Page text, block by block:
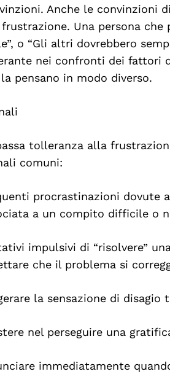
Anche le convinzioni
Una persona che
o “Gli altri dovrebbero
nei confronti dei fattori
pensano in modo diverso.
tolleranza alla
comuni:
procrastinazioni dovute
a un compito difficile o
impulsivi di “risolvere”
che il problema si
la sensazione di disagio
nel perseguire una
immediatamente